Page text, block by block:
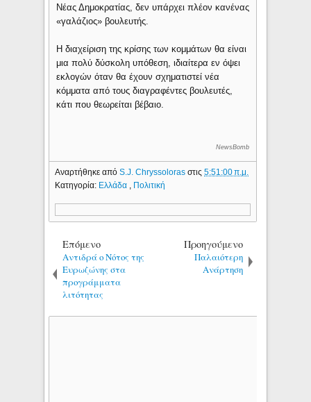
Νέας Δημοκρατίας, δεν υπάρχει πλέον κανένας
«γαλάζιος» βουλευτής.
Η διαχείριση της κρίσης των κομμάτων θα είναι
μια πολύ δύσκολη υπόθεση, ιδιαίτερα εν όψει
εκλογών όταν θα έχουν σχηματιστεί νέα
κόμματα από τους διαγραφέντες βουλευτές,
κάτι που θεωρείται βέβαιο.
NewsBomb
Αναρτήθηκε απόS.J. Chryssolorasστις5:51:00 π.μ.
Κατηγορία: Ελλάδα Πολιτική
Επόμενο
Αντιδρά ο Νότος της
Ευρωζώνης στα
προγράμματα
λιτότητας
Προηγούμενο
Παλαιότερη
Ανάρτηση